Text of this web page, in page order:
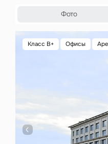
Фото
Класс B+ Офисы